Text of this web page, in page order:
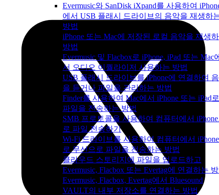
Evermusic와 SanDisk iXpand를 사용하여
에서 USB 플래시 드라이브의 음악을 재생하
방법
iPhone 또는 Mac에 저장된 로컬 음악을 재생
방법
Evermusic 및 Flacbox로 iPhone, iPad 또는 Mac
서 오디오 이퀄라이저 사용하는 방법
USB 플래시 드라이브를 iPhone에 연결하여
을 듣거나 파일을 관리하는 방법
Finder를 사용하여 Mac에서 iPhone 또는 iPad로
파일을 전송하는 방법
SMB 프로토콜을 사용하여 컴퓨터에서
로 파일 전송하기
Wi-Fi 드라이브를 사용하여 컴퓨터에서
로 무선으로 파일을 전송하는 방법
클라우드 스토리지에 파일을 업로드하고
Evermusic, Flacbox 또는 Evertag에 연결하는
Evermusic, Flacbox, Evertag에서 Bluesound
VAULT의 내부 저장소를 연결하는 방법